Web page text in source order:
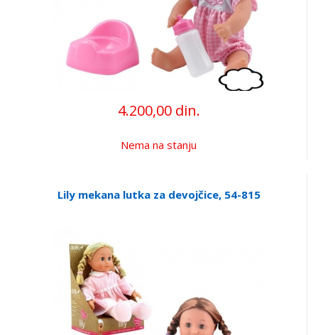
4.200,00 din.
Nema na stanju
Lily mekana lutka za devojčice, 54-815